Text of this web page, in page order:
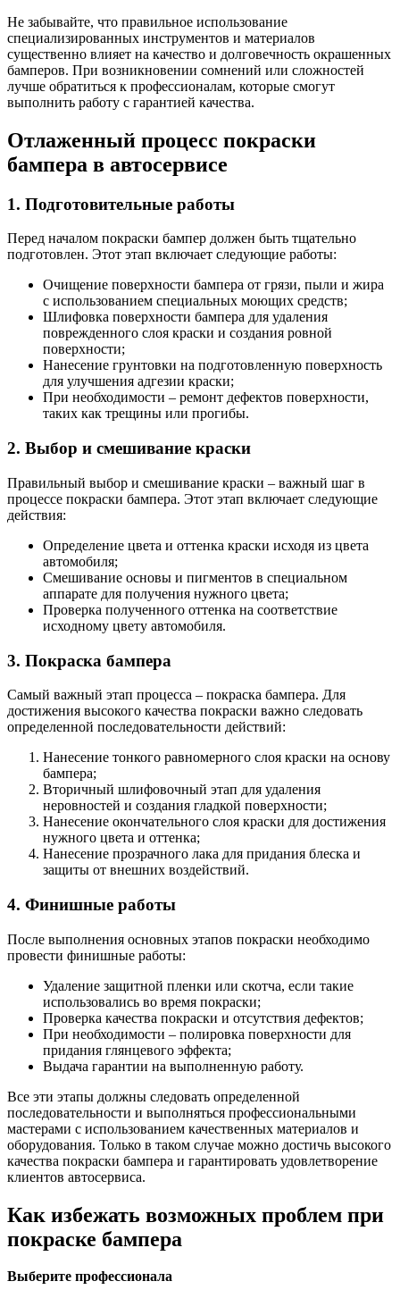
Не забывайте, что правильное использование
специализированных инструментов и материалов
существенно влияет на качество и долговечность окрашенных
бамперов. При возникновении сомнений или сложностей
лучше обратиться к профессионалам, которые смогут
выполнить работу с гарантией качества.
Отлаженный процесс покраски
бампера в автосервисе
1. Подготовительные работы
Перед началом покраски бампер должен быть тщательно
подготовлен. Этот этап включает следующие работы:
Очищение поверхности бампера от грязи, пыли и жира
с использованием специальных моющих средств;
Шлифовка поверхности бампера для удаления
поврежденного слоя краски и создания ровной
поверхности;
Нанесение грунтовки на подготовленную поверхность
для улучшения адгезии краски;
При необходимости – ремонт дефектов поверхности,
таких как трещины или прогибы.
2. Выбор и смешивание краски
Правильный выбор и смешивание краски – важный шаг в
процессе покраски бампера. Этот этап включает следующие
действия:
Определение цвета и оттенка краски исходя из цвета
автомобиля;
Смешивание основы и пигментов в специальном
аппарате для получения нужного цвета;
Проверка полученного оттенка на соответствие
исходному цвету автомобиля.
3. Покраска бампера
Самый важный этап процесса – покраска бампера. Для
достижения высокого качества покраски важно следовать
определенной последовательности действий:
Нанесение тонкого равномерного слоя краски на основу
бампера;
Вторичный шлифовочный этап для удаления
неровностей и создания гладкой поверхности;
Нанесение окончательного слоя краски для достижения
нужного цвета и оттенка;
Нанесение прозрачного лака для придания блеска и
защиты от внешних воздействий.
4. Финишные работы
После выполнения основных этапов покраски необходимо
провести финишные работы:
Удаление защитной пленки или скотча, если такие
использовались во время покраски;
Проверка качества покраски и отсутствия дефектов;
При необходимости – полировка поверхности для
придания глянцевого эффекта;
Выдача гарантии на выполненную работу.
Все эти этапы должны следовать определенной
последовательности и выполняться профессиональными
мастерами с использованием качественных материалов и
оборудования. Только в таком случае можно достичь высокого
качества покраски бампера и гарантировать удовлетворение
клиентов автосервиса.
Как избежать возможных проблем при
покраске бампера
Выберите профессионала